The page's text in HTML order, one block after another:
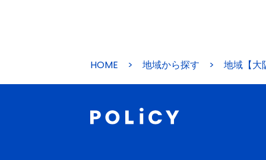
HOME > 地域から探す > 地域【大